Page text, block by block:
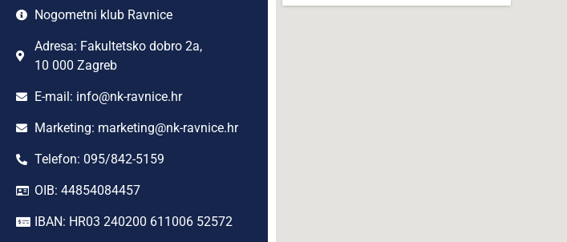
Nogometni klub Ravnice
Adresa: Fakultetsko dobro 2a,
10 000 Zagreb
E-mail: info@nk-ravnice.hr
Marketing: marketing@nk-ravnice.hr
Telefon: 095/842-5159
OIB: 44854084457
IBAN: HR03 240200 611006 52572